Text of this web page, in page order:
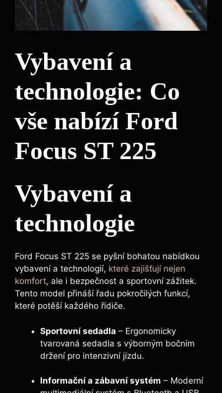
Vybavení a
technologie: Co
vše nabízí Ford
Focus ST 225
Vybavení a
technologie
Ford Focus ST 225 se pyšní bohatou nabídkou
vybavení a technologií, které zajišťují nejen
komfort, ale i bezpečnost a sportovní zážitek.
Tento model přináší řadu pokročilých funkcí,
které potěší každého řidiče.
Sportovní sedadla – Ergonomicky
tvarovaná sedadla s výborným bočním
držení pro intenzivní jízdu.
Informační a zábavní systém – Moderní